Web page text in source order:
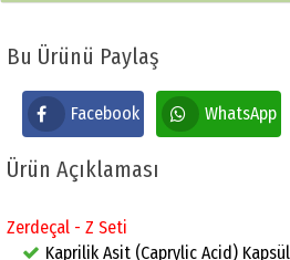
Bu Ürünü Paylaş
Facebook WhatsApp
Ürün Açıklaması
Zerdeçal - Z Seti
Kaprilik Asit (Caprylic Acid) Kapsül